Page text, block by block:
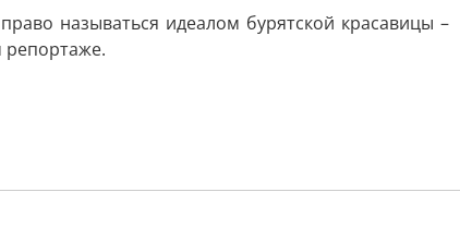
называться идеалом бурятской красавицы –
репортаже.